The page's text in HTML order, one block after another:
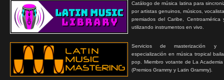
Catálogo de música latina para
por artistas genuinos, músicos,
premiados del Caribe, Centroamérica
utilizando instrumentos en vivo.
Servicios de masterización y
especialización en música tropical
pop. Miembro votante de La
(Premios Grammy y Latin Grammy).